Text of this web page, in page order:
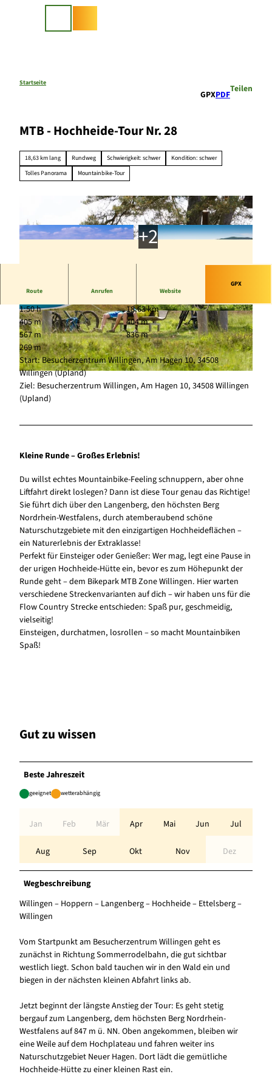
Startseite
GPXPDF
Teilen
MTB - Hochheide-Tour Nr. 28
18,63 km lang Rundweg Schwierigkeit: schwer
Kondition: schwer
Tolles Panorama
Mountainbike-Tour
© Ralf Schanze, Sauerland-Tourismus e.V. |
© Tourist-Information Willingen, Maik Juleman
n | CC-BY-SA
© Ralf Schanze, Sauerland-Tourismus e.V. |
CC-BY-SA
Route Anrufen Website
GPX
1:50 h
18,63 km
405 m
404 m
567 m
836 m
269 m
Start: Besucherzentrum Willingen, Am Hagen 10, 34508
Willingen (Upland)
Ziel: Besucherzentrum Willingen, Am Hagen 10, 34508 Willingen
(Upland)
Kleine Runde – Großes Erlebnis!
Du willst echtes Mountainbike-Feeling schnuppern, aber ohne
Liftfahrt direkt loslegen? Dann ist diese Tour genau das Richtige!
Sie führt dich über den Langenberg, den höchsten Berg
Nordrhein-Westfalens, durch atemberaubend schöne
Naturschutzgebiete mit den einzigartigen Hochheideflächen –
ein Naturerlebnis der Extraklasse!
Perfekt für Einsteiger oder Genießer: Wer mag, legt eine Pause in
der urigen Hochheide-Hütte ein, bevor es zum Höhepunkt der
Runde geht – dem Bikepark MTB Zone Willingen. Hier warten
verschiedene Streckenvarianten auf dich – wir haben uns für die
Flow Country Strecke entschieden: Spaß pur, geschmeidig,
vielseitig!
Einsteigen, durchatmen, losrollen – so macht Mountainbiken
Spaß!
Gut zu wissen
Beste Jahreszeit
geeignet wetterabhängig
Jan Feb Mär Apr Mai Jun Jul
Aug Sep Okt Nov Dez
Wegbeschreibung
Willingen – Hoppern – Langenberg – Hochheide – Ettelsberg –
Willingen
Vom Startpunkt am Besucherzentrum Willingen geht es
zunächst in Richtung Sommerrodelbahn, die gut sichtbar
westlich liegt. Schon bald tauchen wir in den Wald ein und
biegen in der nächsten kleinen Abfahrt links ab.
Jetzt beginnt der längste Anstieg der Tour: Es geht stetig
bergauf zum Langenberg, dem höchsten Berg Nordrhein-
Westfalens auf 847 m ü. NN. Oben angekommen, bleiben wir
eine Weile auf dem Hochplateau und fahren weiter ins
Naturschutzgebiet Neuer Hagen. Dort lädt die gemütliche
Hochheide-Hütte zu einer kleinen Rast ein.